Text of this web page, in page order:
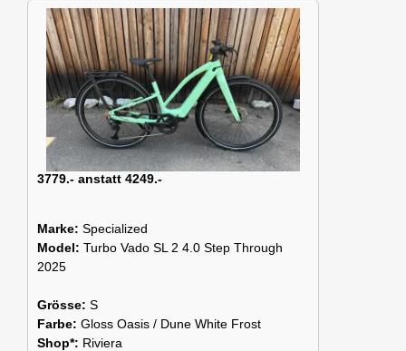
3779.- anstatt 4249.-
Marke: Specialized
Model: Turbo Vado SL 2 4.0 Step Through
2025
Grösse: S
Farbe: Gloss Oasis / Dune White Frost
Shop*: Riviera